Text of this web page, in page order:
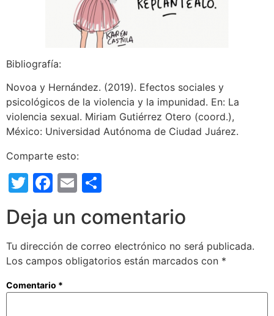
Bibliografía:
Novoa y Hernández. (2019). Efectos sociales y
psicológicos de la violencia y la impunidad. En: La
violencia sexual. Miriam Gutiérrez Otero (coord.),
México: Universidad Autónoma de Ciudad Juárez.
Comparte esto:
Twitter
Facebook
Email
Deja un comentario
Tu dirección de correo electrónico no será publicada.
Los campos obligatorios están marcados con *
Comentario *